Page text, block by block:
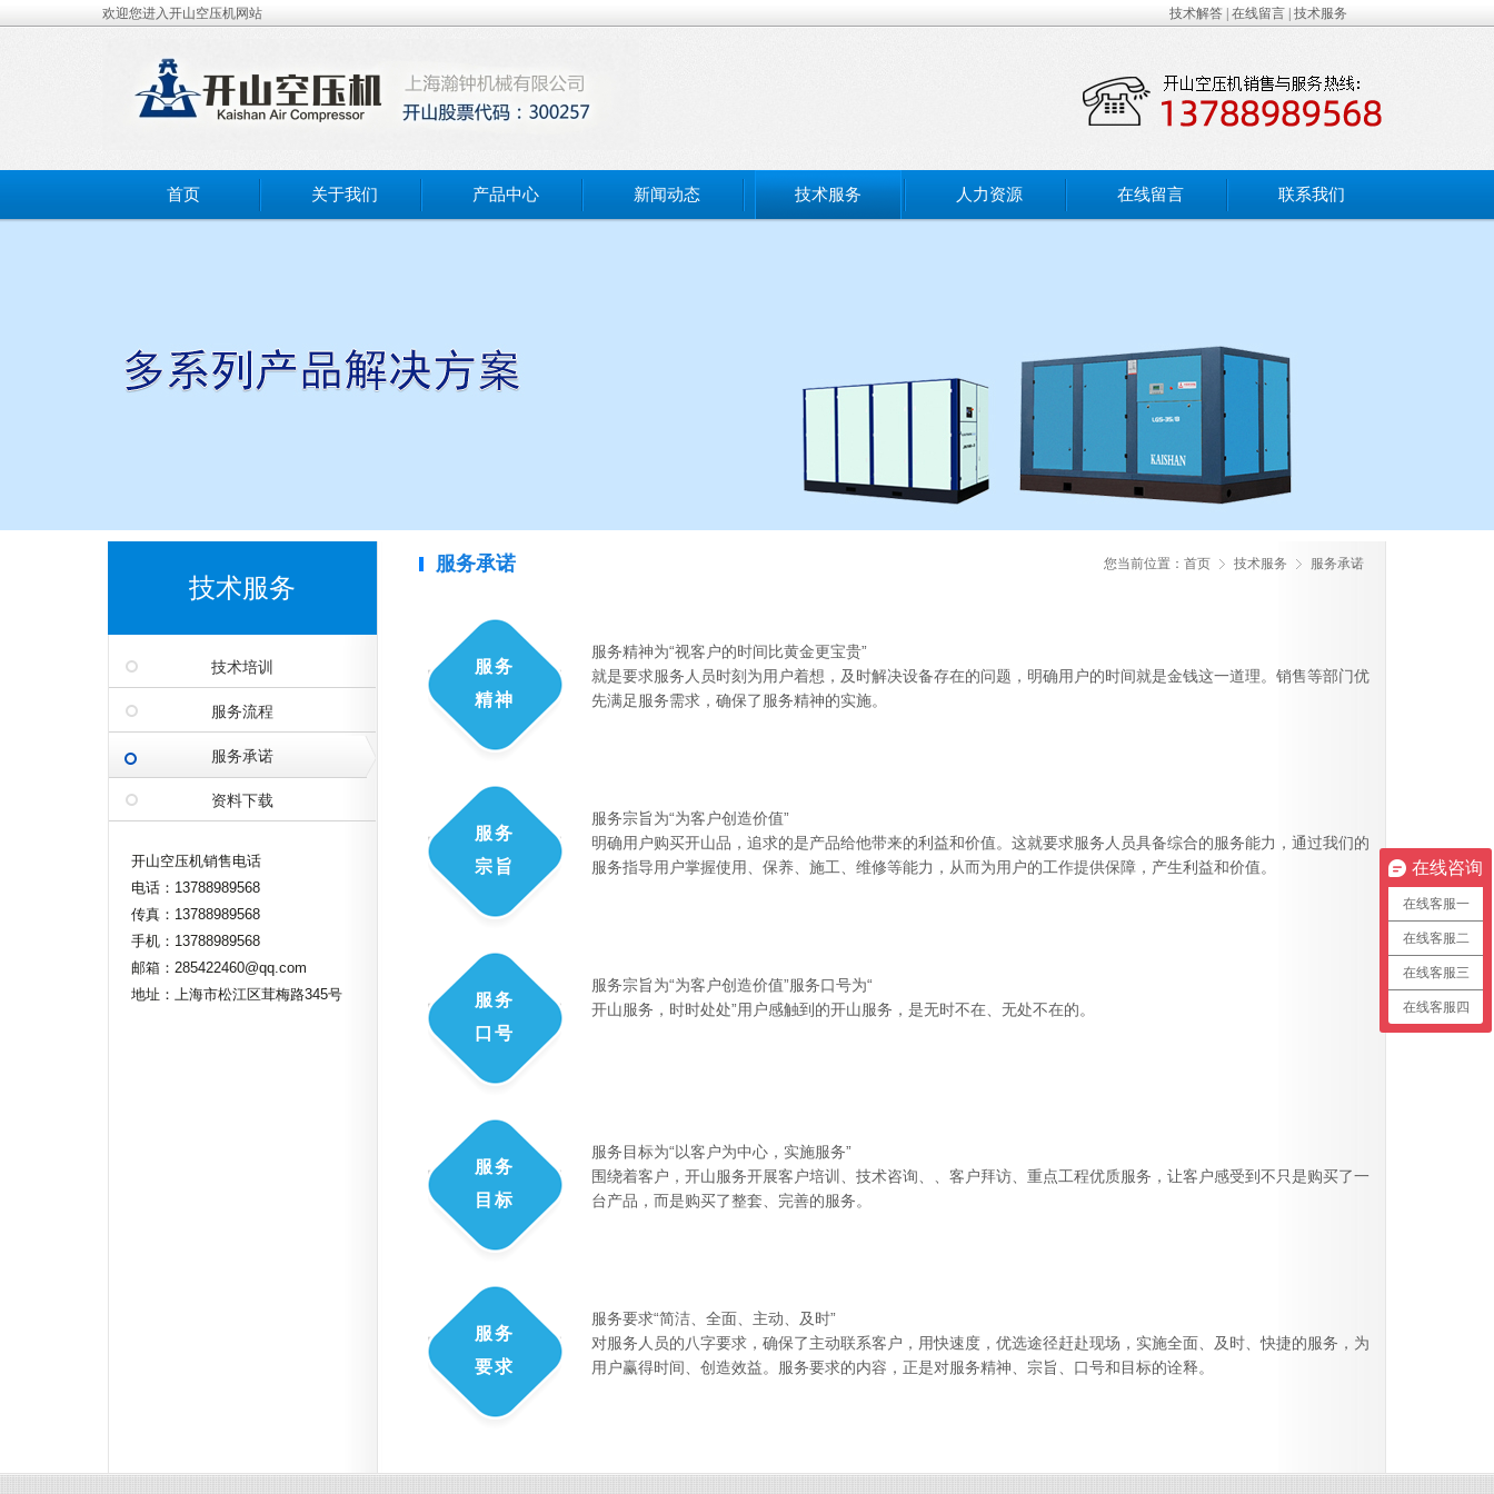
欢迎您进入开山空压机网站 技术解答 在线留言 技术服务
首页 关于我们 产品中心 新闻动态 技术服务 人力资源 在线留言 联系我们
技术服务
技术培训
服务流程
服务承诺
资料下载
开山空压机销售电话
电话：13788989568
传真：13788989568
手机：13788989568
邮箱：285422460@qq.com
地址：上海市松江区茸梅路345号
服务承诺 您当前位置： 首页 技术服务 服务承诺
服务
精神
服务精神为“视客户的时间比黄金更宝贵”
就是要求服务人员时刻为用户着想，及时解决设备存在的问题，明确用户的时间就是金钱这一道理。销售等部门优
先满足服务需求，确保了服务精神的实施。
服务
宗旨
服务宗旨为“为客户创造价值”
明确用户购买开山品，追求的是产品给他带来的利益和价值。这就要求服务人员具备综合的服务能力，通过我们的
服务指导用户掌握使用、保养、施工、维修等能力，从而为用户的工作提供保障，产生利益和价值。
服务
口号
服务宗旨为“为客户创造价值”服务口号为“
开山服务，时时处处”用户感触到的开山服务，是无时不在、无处不在的。
服务
目标
服务目标为“以客户为中心，实施服务”
围绕着客户，开山服务开展客户培训、技术咨询、、客户拜访、重点工程优质服务，让客户感受到不只是购买了一
台产品，而是购买了整套、完善的服务。
服务
要求
服务要求“简洁、全面、主动、及时”
对服务人员的八字要求，确保了主动联系客户，用快速度，优选途径赶赴现场，实施全面、及时、快捷的服务，为
用户赢得时间、创造效益。服务要求的内容，正是对服务精神、宗旨、口号和目标的诠释。
在线咨询
在线客服一
在线客服二
在线客服三
在线客服四